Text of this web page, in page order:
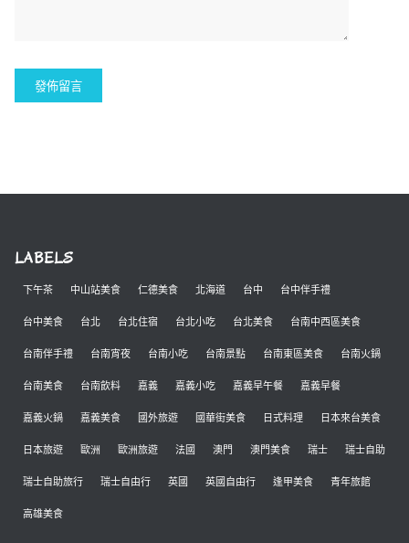
LABELS
下午茶 中山站美食 仁德美食 北海道 台中 台中伴手禮
台中美食 台北 台北住宿 台北小吃 台北美食 台南中西區美食
台南伴手禮 台南宵夜 台南小吃 台南景點 台南東區美食 台南火鍋
台南美食 台南飲料 嘉義 嘉義小吃 嘉義早午餐 嘉義早餐
嘉義火鍋 嘉義美食 國外旅遊 國華街美食 日式料理 日本來台美食
日本旅遊 歐洲 歐洲旅遊 法國 澳門 澳門美食 瑞士 瑞士自助
瑞士自助旅行 瑞士自由行 英國 英國自由行 逢甲美食 青年旅館
高雄美食